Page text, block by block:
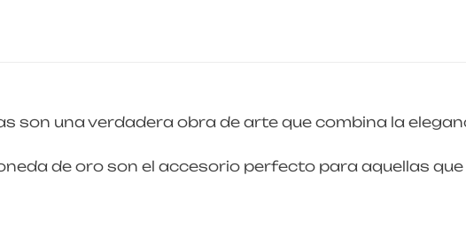
son una verdadera obra de arte que combina la
de oro son el accesorio perfecto para aquellas